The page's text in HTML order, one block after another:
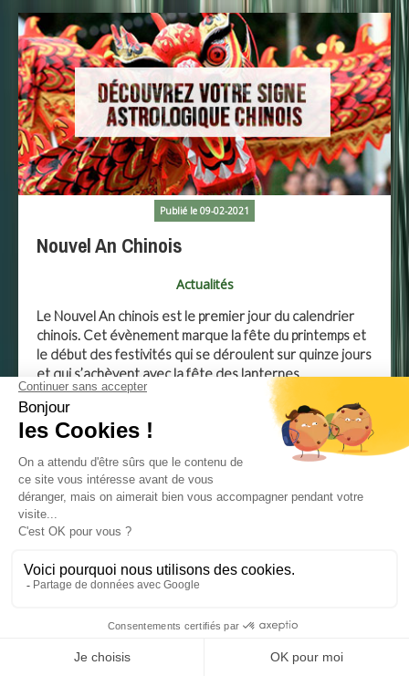
Publié le 09-02-2021
Nouvel An Chinois
Actualités
Le Nouvel An chinois est le premier jour du calendrier
chinois. Cet évènement marque la fête du printemps et
le début des festivités qui se déroulent sur quinze jours
et qui s’achèvent avec la fête des lanternes.
Toute année chinoise commence par le deuxième jour
de nouvelle lune après le solstice d’hiver. Le Jour de l’An
chinois est donc mobile à cause de la lune, comme la